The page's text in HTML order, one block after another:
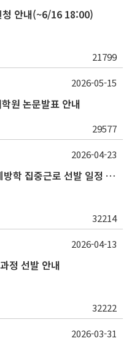
청 안내(~6/16 18:00)
21799
원 논문발표 안내
29577
2026-05-15
2026학년도 국가근로장학금 하계방학 집중근로 선발 일정 안내
32214
2026-04-23
정 선발 안내
32222
2026-04-13
2026-03-31